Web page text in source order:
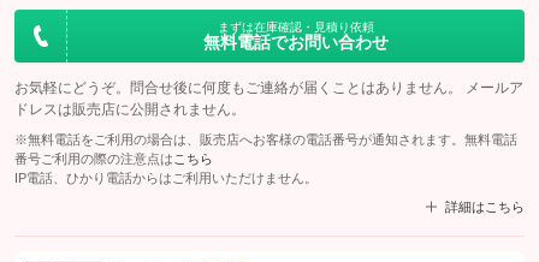
まずは在庫確認・見積り依頼
無料電話でお問い合わせ
お気軽にどうぞ。問合せ後に何度もご連絡が届くことはありません。 メールア
ドレスは販売店に公開されません。
※無料電話をご利用の場合は、販売店へお客様の電話番号が通知されます。無料電話
番号ご利用の際の注意点は こちら
IP電話、ひかり電話からはご利用いただけません。
詳細はこちら